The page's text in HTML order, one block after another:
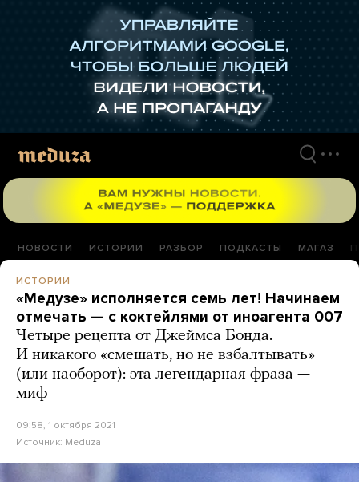
НОВОСТИ ИСТОРИИ РАЗБОР ПОДКАСТЫ МАГАЗ
ИСТОРИИ
«Медузе» исполняется семь лет! Начинаем
отмечать — с коктейлями от иноагента 007
Четыре рецепта от Джеймса Бонда.
И никакого «смешать, но не взбалтывать»
(или наоборот): эта легендарная фраза —
миф
09:58, 1 октября 2021
Источник: Meduza